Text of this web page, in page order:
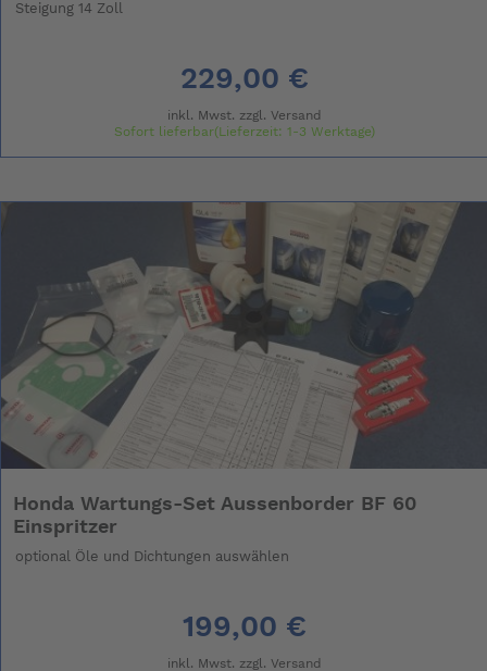
Steigung 14 Zoll
229,00 €
inkl. Mwst. zzgl. Versand
Sofort lieferbar(Lieferzeit: 1-3 Werktage)
Honda Wartungs-Set Aussenborder BF 60
Einspritzer
optional Öle und Dichtungen auswählen
199,00 €
inkl. Mwst. zzgl. Versand